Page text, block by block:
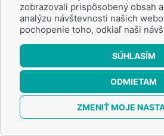
zobrazovali prispôsobený obsah
analýzu návštevnosti našich
pochopenie toho, odkiaľ naši
SÚHLASÍM
ODMIETAM
ZMENIŤ MOJE
1. Čo je viazaná
sprostredkovanie
2. Aké podmienky